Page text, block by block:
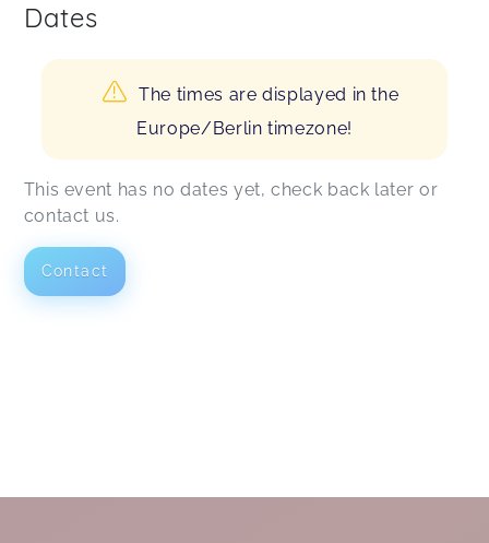
Dates
The times are displayed in the
Europe/Berlin timezone!
This event has no dates yet, check back later or
contact us.
Contact